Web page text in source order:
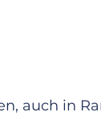
auch in